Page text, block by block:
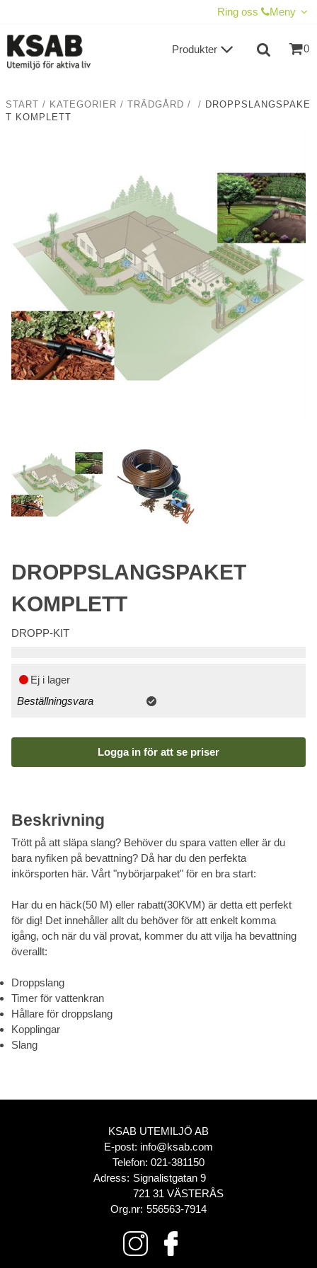
Ring oss Meny
0
Produkter
START / KATEGORIER / TRÄDGÅRD / / DROPPSLANGSPAKE
T KOMPLETT
DROPPSLANGSPAKET
KOMPLETT
DROPP-KIT
Ej i lager
Beställningsvara
Logga in för att se priser
Beskrivning
Trött på att släpa slang? Behöver du spara vatten eller är du
bara nyfiken på bevattning? Då har du den perfekta
inkörsporten här. Vårt "nybörjarpaket" för en bra start:
Har du en häck(50 M) eller rabatt(30KVM) är detta ett perfekt
för dig! Det innehåller allt du behöver för att enkelt komma
igång, och när du väl provat, kommer du att vilja ha bevattning
överallt:
Droppslang
Timer för vattenkran
Hållare för droppslang
Kopplingar
Slang
KSAB UTEMILJÖ AB
E-post: info@ksab.com
Telefon: 021-381150
Adress: Signalistgatan 9
721 31 VÄSTERÅS
Org.nr: 556563-7914
TILL KASSAN